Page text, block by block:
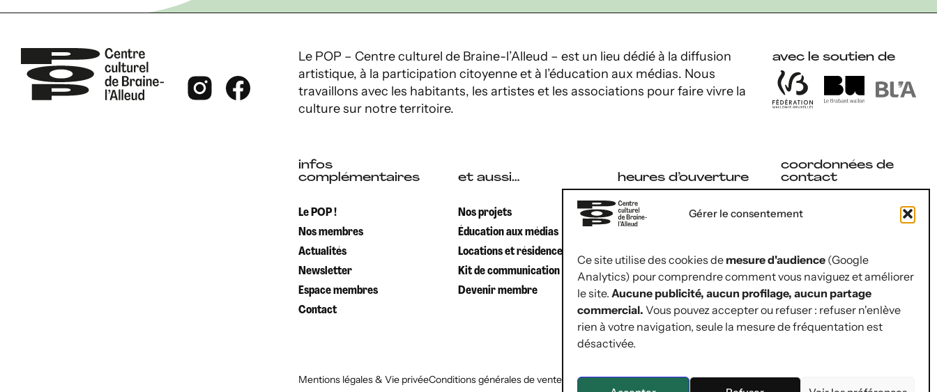
Gérer le consentement
Ce site utilise des cookies de mesure d'audience (Google
Analytics) pour comprendre comment vous naviguez et améliorer
le site. Aucune publicité, aucun profilage, aucun partage
commercial. Vous pouvez accepter ou refuser : refuser n'enlève
rien à votre navigation, seule la mesure de fréquentation est
désactivée.
Le POP – Centre culturel de Braine-l’Alleud – est un lieu dédié à la diffusion
artistique, à la participation citoyenne et à l’éducation aux médias. Nous
travaillons avec les habitants, les artistes et les associations pour faire vivre la
culture sur notre territoire.
avec le soutien de
infos
complémentaires
Le POP !
Nos membres
Actualités
Newsletter
Espace membres
Contact
et aussi…
Nos projets
Éducation aux médias
Locations et résidences
Kit de communication
Devenir membre
heures d’ouverture
Secrétariat
de 9 h à 17 h
Billetterie
du lundi au vendredi
de 9 h à 12 h 30
coordonnées de
contact
1420 Braine-l’Alleud
hello@lepop.be
ASBL POP
Région Wallonne | BE12
0681 0481 5092 | RPM
de Nivelles
Mentions légales & Vie privéeConditions générales de venteDéclaration d’accessibilité